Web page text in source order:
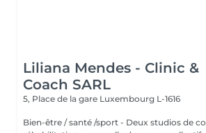
Liliana Mendes - Clinic &
Coach SARL
5, Place de la gare Luxembourg L-1616
Bien-être / santé /sport - Deux studios de coaching/training et